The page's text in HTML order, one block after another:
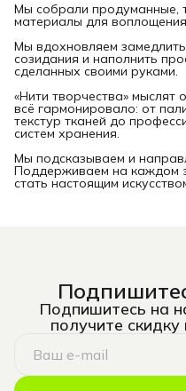
Мы собрали продуманные,
материалы для
Мы вдохновляем
созидания и наполнить
сделанных своими руками.
«Нити творчества» мыслят
всё гармонировало: от
текстур тканей до
систем хранения.
Мы подсказываем и
Поддерживаем на каждом
стать настоящим
Подпишитесь на
получите